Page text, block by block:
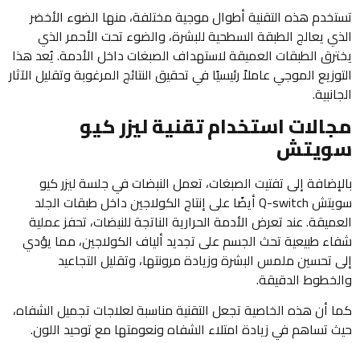
تستخدم هذه التقنية أطوال موجية مختلفة، منها الضوء الأخضر
الذي يعالج الطبقة السطحية للبشرة، والضوء تحت الأحمر الذي
يخترق الطبقات العميقة لاستهداف الصبغات داخل الأدمة. يُعد هذا
التوزيع الموجي عاملاً رئيسيًا في تحقيق النتائج المرغوبة وتقليل الآثار
الجانبية.
مجالات استخدام تقنية ليزر كيو
سويتش
بالإضافة إلى تفتيت الصبغات، تعمل النبضات في جلسة ليزر كيو
سويتش Q-switch أيضًا على إنتاج الكولاجين داخل طبقات الجلد
العميقة. عند تعرض الأدمة الحرارية الناتجة للنبضات، تحفز عملية
شفاء طبيعية تحث الجسم على تجديد ألياف الكولاجين، مما يؤدي
إلى تحسين ملمس البشرة وزيادة مرونتها، وتقليل التجاعيد
والخطوط الدقيقة.
كما أن هذه الخاصية تجعل التقنية مناسبة لعلاجات تجميل الشفاه،
حيث تساهم في زيادة امتلاء الشفاه ونعومتها مع توحيد اللون.